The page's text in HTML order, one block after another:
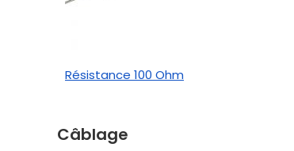
Résistance 100 Ohm
Câblage